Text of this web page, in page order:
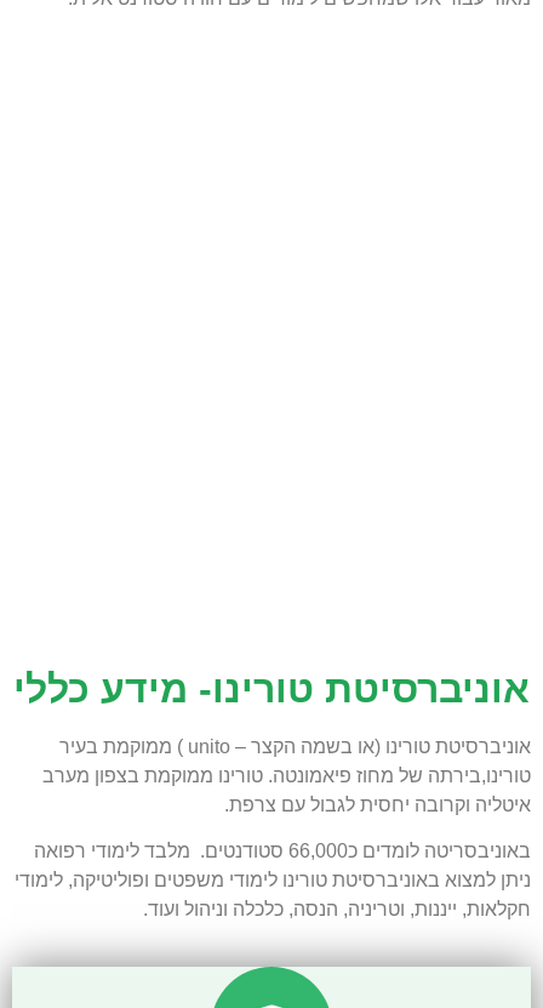
אוניברסיטת טורינו- מידע כללי
אוניברסיטת טורינו (או בשמה הקצר – unito ) ממוקמת בעיר
טורינו,בירתה של מחוז פיאמונטה. טורינו ממוקמת בצפון מערב
איטליה וקרובה יחסית לגבול עם צרפת.
באוניבסריטה לומדים כ66,000 סטודנטים. מלבד לימודי רפואה
ניתן למצוא באוניברסיטת טורינו לימודי משפטים ופוליטיקה, לימודי
חקלאות, ייננות, וטריניה, הנסה, כלכלה וניהול ועוד.